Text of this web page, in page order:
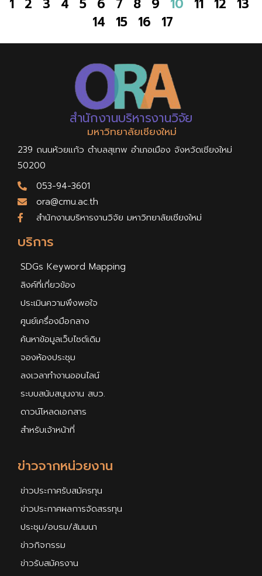
1 2 3 4 5 6 7 8 9 10 11 12
13
14
15 16 17
ข่าวจากหน่วยงาน
ข่าวประกาศรับสมัครทุน
ข่าวประกาศผลการจัดสรรทุน
ประชุม/อบรม/สัมมนา
ข่าวกิจกรรม
ข่าวรับสมัครงาน
บริการ
SDGs Keyword Mapping
ลิงค์ที่เกี่ยวข้อง
ประเมินความพึงพอใจ
ศูนย์เครื่องมือกลาง
ค้นหาข้อมูลเว็บไซต์เดิม
จองห้องประชุม
ลงเวลาทำงานออนไลน์
ระบบสนับสนุนงาน สบว.
ดาวน์โหลดเอกสาร
สำหรับเจ้าหน้าที่
สำนักงานบริหารงานวิจัย
มหาวิทยาลัยเชียงใหม่
239 ถนนห้วยแก้ว ตำบลสุเทพ อำเภอเมือง จังหวัดเชียงใหม่
50200
053-94-3601
ora@cmu.ac.th
สำนักงานบริหารงานวิจัย มหาวิทยาลัยเชียงใหม่